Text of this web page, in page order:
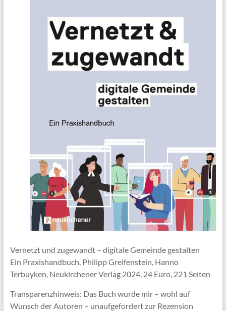
Vernetzt und zugewandt – digitale Gemeinde gestalten
Ein Praxishandbuch, Philipp Greifenstein, Hanno
Terbuyken, Neukirchener Verlag 2024, 24 Euro, 221 Seiten
Transparenzhinweis: Das Buch wurde mir – wohl auf
Wunsch der Autoren – unaufgefordert zur Rezension